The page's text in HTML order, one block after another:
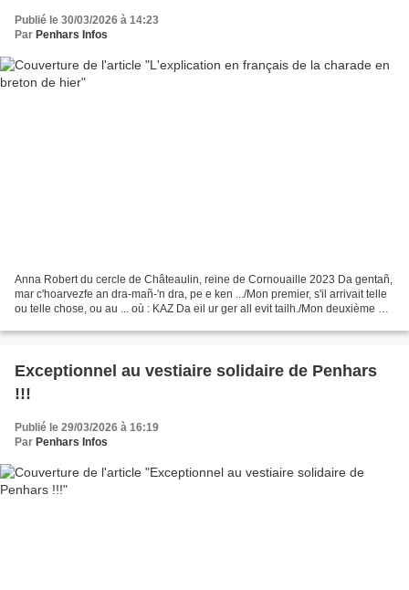
Publié le 30/03/2026 à 14:23
Par Penhars Infos
Anna Robert du cercle de Châteaulin, reine de Cornouaille 2023 Da gentañ,
mar c'hoarvezfe an dra-mañ-'n dra, pe e ken .../Mon premier, s'il arrivait telle
ou telle chose, ou au ... où : KAZ Da eil ur ger all evit tailh./Mon deuxième est
Exceptionnel au vestiaire solidaire de Penhars
!!!
Publié le 29/03/2026 à 16:19
Par Penhars Infos